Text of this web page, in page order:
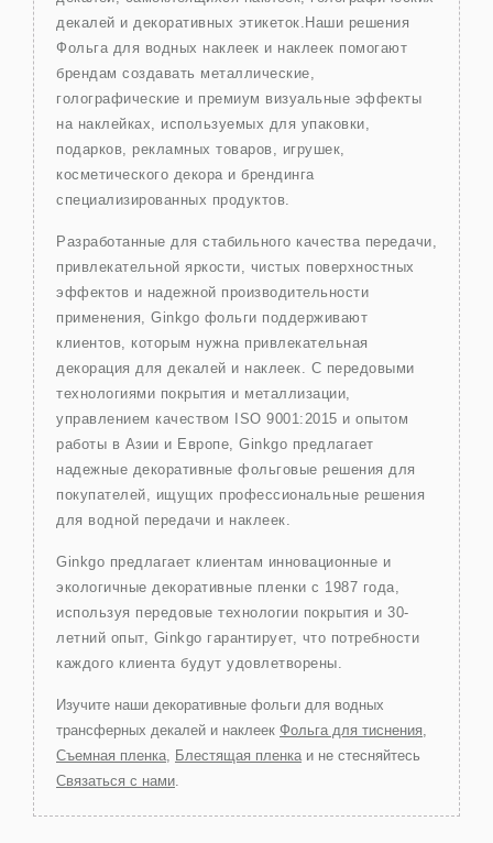
декалей и декоративных этикеток.Наши решения
Фольга для водных наклеек и наклеек помогают
брендам создавать металлические,
голографические и премиум визуальные эффекты
на наклейках, используемых для упаковки,
подарков, рекламных товаров, игрушек,
косметического декора и брендинга
специализированных продуктов.
Разработанные для стабильного качества передачи,
привлекательной яркости, чистых поверхностных
эффектов и надежной производительности
применения, Ginkgo фольги поддерживают
клиентов, которым нужна привлекательная
декорация для декалей и наклеек. С передовыми
технологиями покрытия и металлизации,
управлением качеством ISO 9001:2015 и опытом
работы в Азии и Европе, Ginkgo предлагает
надежные декоративные фольговые решения для
покупателей, ищущих профессиональные решения
для водной передачи и наклеек.
Ginkgo предлагает клиентам инновационные и
экологичные декоративные пленки с 1987 года,
используя передовые технологии покрытия и 30-
летний опыт, Ginkgo гарантирует, что потребности
каждого клиента будут удовлетворены.
Изучите наши декоративные фольги для водных
трансферных декалей и наклеек Фольга для тиснения
Съемная пленка Блестящая пленка и не стесняйтесь
Связаться с нами